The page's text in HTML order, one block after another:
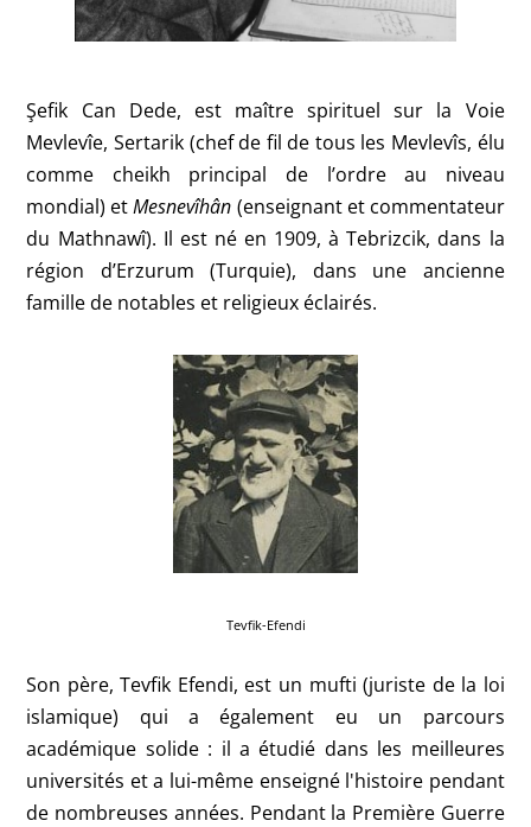
Şefik Can Dede, est maître spirituel sur la Voie
Mevlevîe, Sertarik (chef de fil de tous les Mevlevîs, élu
comme cheikh principal de l’ordre au niveau
mondial) etMesnevîhân (enseignant et commentateur
du Mathnawî). Il est né en 1909, àTebrizcik, dans la
région d’Erzurum (Turquie), dans une ancienne
famille de notables et religieux éclairés.
Tevfik-Efendi
Son père, Tevfik Efendi, est un mufti (juriste de la loi
islamique) qui a également eu un parcours
académique solide : il a étudié dans les meilleures
universités et a lui-même enseigné l'histoire pendant
de nombreuses années. Pendant la Première Guerre